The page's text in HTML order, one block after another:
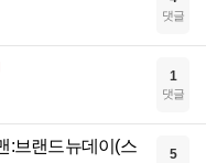
댓글
1
댓글
브랜드뉴데이(스
5